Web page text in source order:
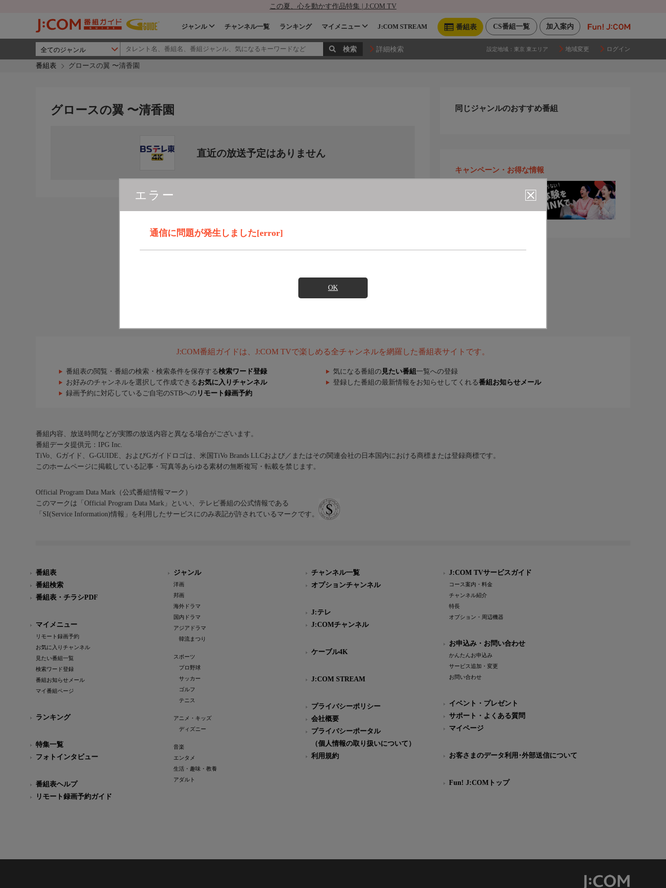
この夏、心を動かす作品特集 | J:COM TV
加入案内
CS番組一覧
番組表
ジャンル チャンネル一覧 ランキング マイメニュー J:COM STREAM
詳細検索 設定地域： 東京 東エリア 地域変更 ログイン
番組表 グロースの翼 〜清香園
エラー
通信に問題が発生しました[error]
OK
グロースの翼 〜清香園
直近の放送予定はありません
同じジャンルのおすすめ番組
キャンペーン・お得な情報
J:COM番組ガイドは、J:COM TVで楽しめる全チャンネルを網羅した番組表サイトです。
番組表の閲覧・番組の検索・検索条件を保存する検索ワード登録 気になる番組の 見たい番組 一覧への登録
お好みのチャンネルを選択して作成できる お気に入りチャンネル 登録した番組の最新情報をお知らせしてくれる番組お知らせメール
録画予約に対応しているご自宅のSTBへの リモート録画予約
番組内容、放送時間などが実際の放送内容と異なる場合がございます。
番組データ提供元：IPG Inc.
TiVo、Gガイド、G-GUIDE、およびGガイドロゴは、米国TiVo Brands LLCおよび／またはその関連会社の日本国内における商標または登録商標です。
このホームページに掲載している記事・写真等あらゆる素材の無断複写・転載を禁じます。
Official Program Data Mark（公式番組情報マーク）
このマークは「Official Program Data Mark」といい、テレビ番組の公式情報である
「SI(Service Information)情報」を利用したサービスにのみ表記が許されているマークです。
番組表
番組検索
番組表・チラシPDF
マイメニュー
リモート録画予約
お気に入りチャンネル
見たい番組一覧
検索ワード登録
番組お知らせメール
マイ番組ページ
ランキング
特集一覧
フォトインタビュー
番組表ヘルプ
リモート録画予約ガイド
ジャンル
洋画
邦画
海外ドラマ
国内ドラマ
アジアドラマ
韓流まつり
スポーツ
プロ野球
サッカー
ゴルフ
テニス
アニメ・キッズ
ディズニー
音楽
エンタメ
生活・趣味・教養
アダルト
チャンネル一覧
オプションチャンネル
J:テレ
J:COMチャンネル
ケーブル4K
J:COM STREAM
プライバシーポリシー
会社概要
プライバシーポータル
（個人情報の取り扱いについて）
利用規約
J:COM TVサービスガイド
コース案内・料金
チャンネル紹介
特長
オプション・周辺機器
お申込み・お問い合わせ
かんたんお申込み
サービス追加・変更
お問い合わせ
イベント・プレゼント
サポート・よくある質問
マイページ
お客さまのデータ利用･外部送信について
Fun! J:COMトップ